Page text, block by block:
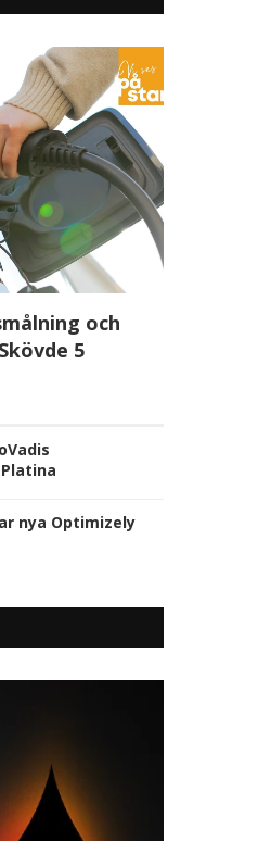
De ska driva
solenergi – OKQ8...
och
5
nya Optimizely